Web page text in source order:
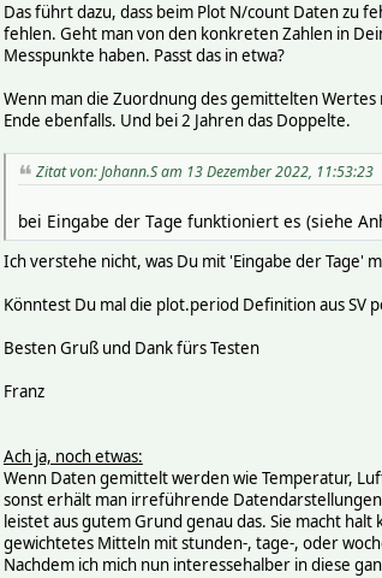
Das führt dazu, dass beim Plot N/count Daten zu
fehlen. Geht man von den konkreten Zahlen in
Messpunkte haben. Passt das in etwa?
Wenn man die Zuordnung des gemittelten
Ende ebenfalls. Und bei 2 Jahren das Doppelte.
Zitat von: Johann.S am 13 Dezember 2022, 11:53:23
bei Eingabe der Tage funktioniert es (siehe
Ich verstehe nicht, was Du mit 'Eingabe der Tage'
Könntest Du mal die plot.period Definition aus SV
Besten Gruß und Dank fürs Testen
Franz
Ach ja, noch etwas:
Wenn Daten gemittelt werden wie Temperatur,
sonst erhält man irreführende
leistet aus gutem Grund genau das. Sie macht
gewichtetes Mitteln mit stunden-, tage-, oder
Nachdem ich mich nun interessehalber in diese